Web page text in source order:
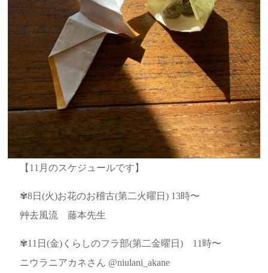
【11月のスケジュールです】
✾8日(火)お花のお稽古(第二火曜日) 13時〜
艸去風流 藤本先生
✾11日(金)くらしのフラ部(第二金曜日) 11時〜
ニウラニアカネさん @niulani_akane